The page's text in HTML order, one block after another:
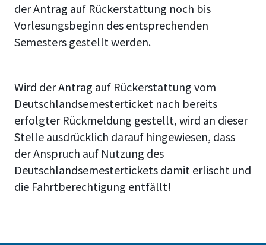
der Antrag auf Rückerstattung noch bis
Vorlesungsbeginn des entsprechenden
Semesters gestellt werden.
Wird der Antrag auf Rückerstattung vom
Deutschlandsemesterticket nach bereits
erfolgter Rückmeldung gestellt, wird an dieser
Stelle ausdrücklich darauf hingewiesen, dass
der Anspruch auf Nutzung des
Deutschlandsemestertickets damit erlischt und
die Fahrtberechtigung entfällt!